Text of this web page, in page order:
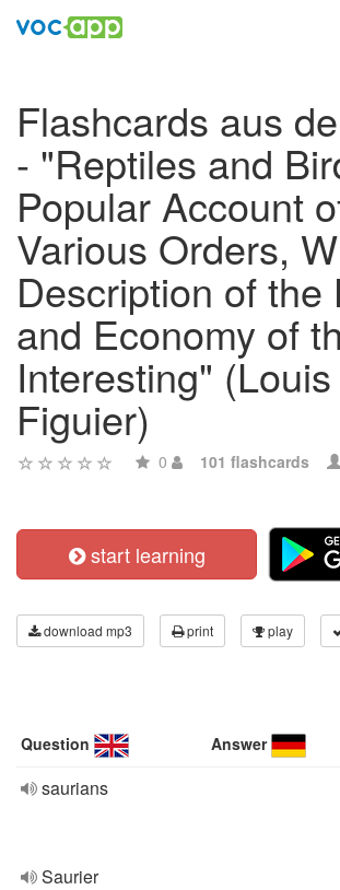
Flashcards aus
- "Reptiles and
Popular Account
Various Orders,
Description of the
and Economy of
Interesting" (Louis
Figuier)
0 101 flashcards
start learning
download mp3 print play
Question Answer
saurians
Saurier